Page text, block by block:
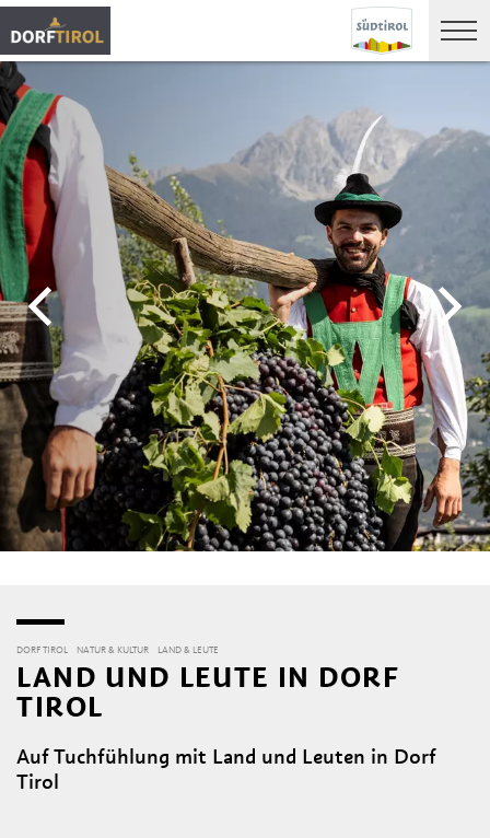
DORF TIROL NATUR & KULTUR LAND & LEUTE
LAND UND LEUTE IN DORF
TIROL
Auf Tuchfühlung mit Land und Leuten in Dorf
Tirol